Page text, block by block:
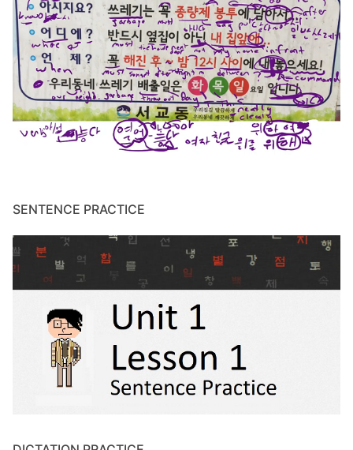
SENTENCE PRACTICE